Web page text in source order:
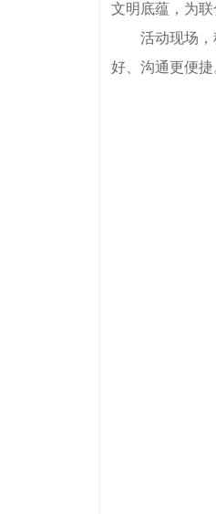
文明底蕴，为
活动现场，科
好、沟通更便捷